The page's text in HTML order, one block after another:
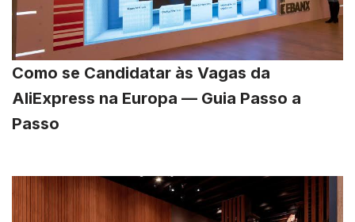
Como se Candidatar às Vagas da
AliExpress na Europa — Guia Passo a
Passo